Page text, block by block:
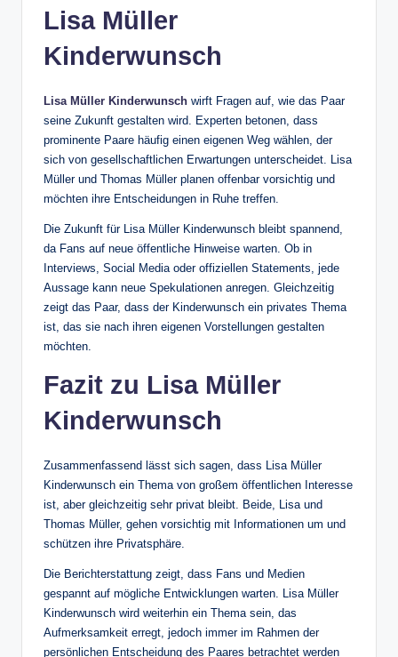
Lisa Müller
Kinderwunsch
Lisa Müller Kinderwunsch wirft Fragen auf, wie das Paar
seine Zukunft gestalten wird. Experten betonen, dass
prominente Paare häufig einen eigenen Weg wählen, der
sich von gesellschaftlichen Erwartungen unterscheidet. Lisa
Müller und Thomas Müller planen offenbar vorsichtig und
möchten ihre Entscheidungen in Ruhe treffen.
Die Zukunft für Lisa Müller Kinderwunsch bleibt spannend,
da Fans auf neue öffentliche Hinweise warten. Ob in
Interviews, Social Media oder offiziellen Statements, jede
Aussage kann neue Spekulationen anregen. Gleichzeitig
zeigt das Paar, dass der Kinderwunsch ein privates Thema
ist, das sie nach ihren eigenen Vorstellungen gestalten
möchten.
Fazit zu Lisa Müller
Kinderwunsch
Zusammenfassend lässt sich sagen, dass Lisa Müller
Kinderwunsch ein Thema von großem öffentlichen Interesse
ist, aber gleichzeitig sehr privat bleibt. Beide, Lisa und
Thomas Müller, gehen vorsichtig mit Informationen um und
schützen ihre Privatsphäre.
Die Berichterstattung zeigt, dass Fans und Medien
gespannt auf mögliche Entwicklungen warten. Lisa Müller
Kinderwunsch wird weiterhin ein Thema sein, das
Aufmerksamkeit erregt, jedoch immer im Rahmen der
persönlichen Entscheidung des Paares betrachtet werden